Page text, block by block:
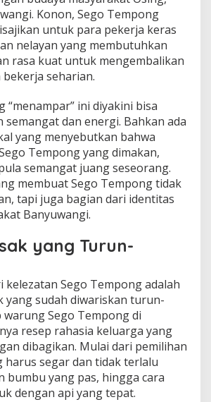
Konon, Sego Tempong
untuk para pekerja keras
nelayan yang membutuhkan
rasa kuat untuk mengembalikan
seharian.
“menampar” ini diyakini bisa
semangat dan energi. Bahkan ada
yang menyebutkan bahwa
Tempong yang dimakan,
semangat juang seseorang.
membuat Sego Tempong tidak
tapi juga bagian dari identitas
Banyuwangi.
yang Turun-
kelezatan Sego Tempong adalah
yang sudah diwariskan turun-
Sego Tempong di
resep rahasia keluarga yang
dibagikan. Mulai dari pemilihan
harus segar dan tidak terlalu
bumbu yang pas, hingga cara
dengan api yang tepat.